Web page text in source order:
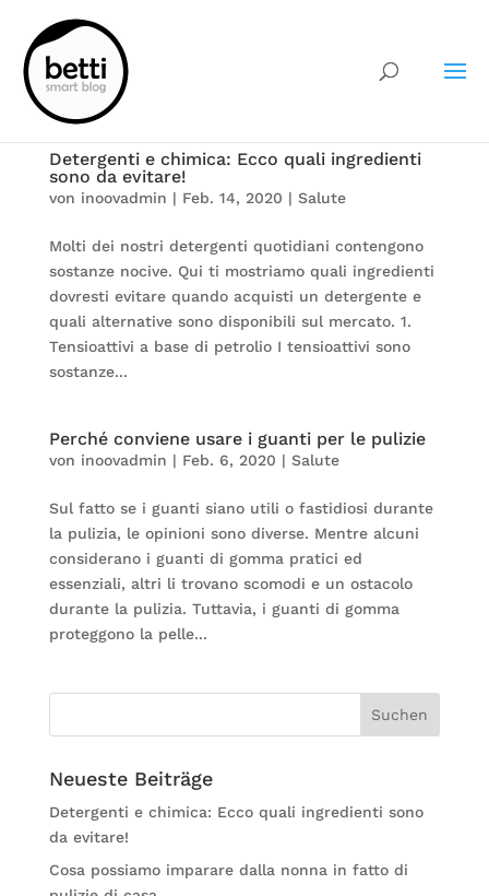
Detergenti e chimica: Ecco quali ingredienti
sono da evitare!
von inoovadmin | Feb. 14, 2020 | Salute
Molti dei nostri detergenti quotidiani contengono
sostanze nocive. Qui ti mostriamo quali ingredienti
dovresti evitare quando acquisti un detergente e
quali alternative sono disponibili sul mercato. 1.
Tensioattivi a base di petrolio I tensioattivi sono
sostanze...
Perché conviene usare i guanti per le pulizie
von inoovadmin | Feb. 6, 2020 | Salute
Sul fatto se i guanti siano utili o fastidiosi durante
la pulizia, le opinioni sono diverse. Mentre alcuni
considerano i guanti di gomma pratici ed
essenziali, altri li trovano scomodi e un ostacolo
durante la pulizia. Tuttavia, i guanti di gomma
proteggono la pelle...
Neueste Beiträge
Detergenti e chimica: Ecco quali ingredienti sono
da evitare!
Cosa possiamo imparare dalla nonna in fatto di